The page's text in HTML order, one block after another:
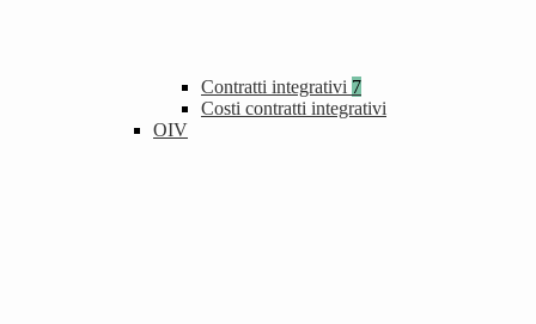
Contratti integrativi 7
Costi contratti integrativi
OIV